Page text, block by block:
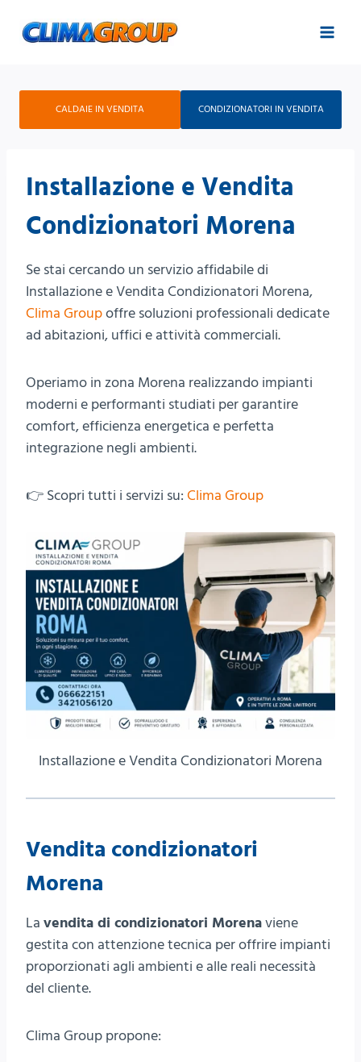
CALDAIE IN VENDITA CONDIZIONATORI IN VENDITA
Installazione e Vendita
Condizionatori Morena
Se stai cercando un servizio affidabile di
Installazione e Vendita Condizionatori Morena,
Clima Groupoffre soluzioni professionali dedicate
ad abitazioni, uffici e attività commerciali.
Operiamo in zona Morena realizzando impianti
moderni e performanti studiati per garantire
comfort, efficienza energetica e perfetta
integrazione negli ambienti.
👉 Scopri tutti i servizi su: Clima Group
Installazione e Vendita Condizionatori Morena
Vendita condizionatori
Morena
La vendita di condizionatori Morenaviene
gestita con attenzione tecnica per offrire impianti
proporzionati agli ambienti e alle reali necessità
del cliente.
Clima Group propone: